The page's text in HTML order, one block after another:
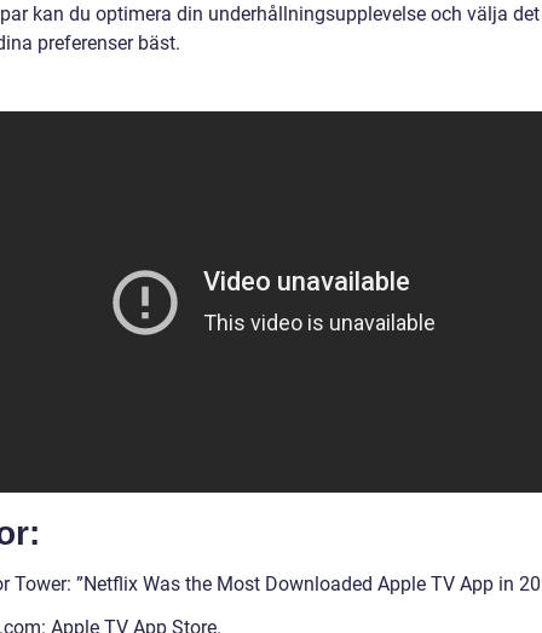
kan du optimera din underhållningsupplevelse och välja
preferenser bäst.
Tower: ”Netflix Was the Most Downloaded Apple TV App in
Apple TV App Store.